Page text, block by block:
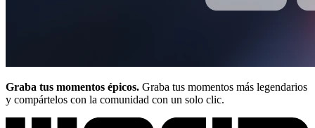
Graba tus momentos épicos. Graba tus momentos más legendarios
y compártelos con la comunidad con un solo clic.